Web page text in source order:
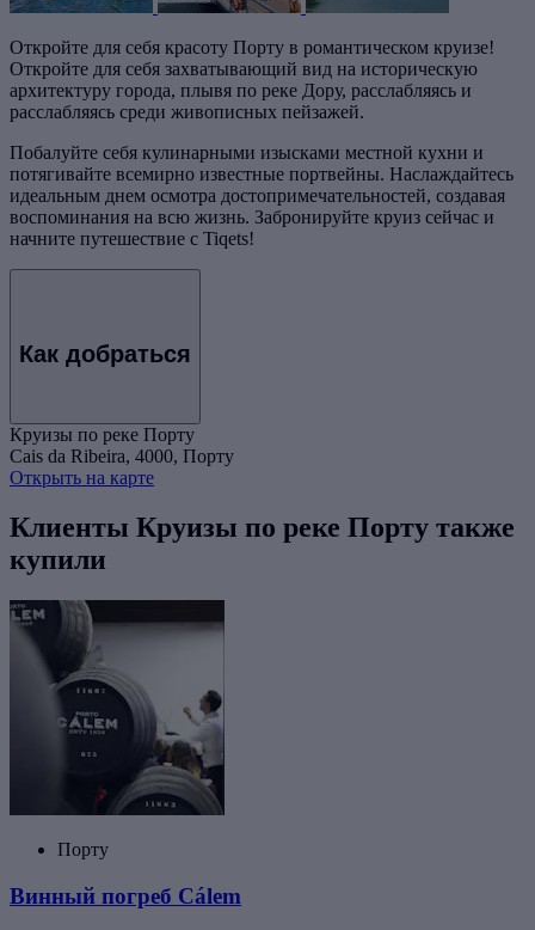
Откройте для себя красоту Порту в романтическом круизе!
Откройте для себя захватывающий вид на историческую
архитектуру города, плывя по реке Дору, расслабляясь и
расслабляясь среди живописных пейзажей.
Побалуйте себя кулинарными изысками местной кухни и
потягивайте всемирно известные портвейны. Наслаждайтесь
идеальным днем осмотра достопримечательностей, создавая
воспоминания на всю жизнь. Забронируйте круиз сейчас и
начните путешествие с Tiqets!
Как добраться
Круизы по реке Порту
Cais da Ribeira, 4000, Порту
Открыть на карте
Клиенты Круизы по реке Порту также
купили
Порту
Винный погреб Cálem